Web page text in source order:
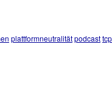
plattformneutralitätpodcast